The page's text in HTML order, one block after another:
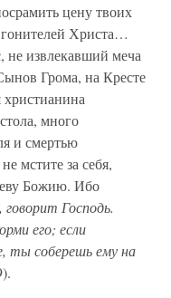
цену твоих
Христа…
не извлекавший меча
Грома, на Кресте
много
и смертью
мстите за себя,
Божию. Ибо
Господь.
его; если
ты соберешь ему на